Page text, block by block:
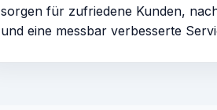
sorgen für zufriedene Kunden,
und eine messbar verbesserte